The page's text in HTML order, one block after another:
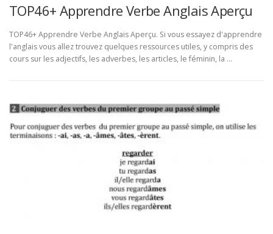
TOP46+ Apprendre Verbe Anglais Aperçu
TOP46+ Apprendre Verbe Anglais Aperçu. Si vous essayez d'apprendre
l'anglais vous allez trouvez quelques ressources utiles, y compris des
cours sur les adjectifs, les adverbes, les articles, le féminin, la …